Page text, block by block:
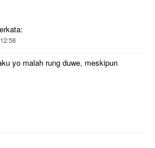
yo malah rung duwe, meskipun